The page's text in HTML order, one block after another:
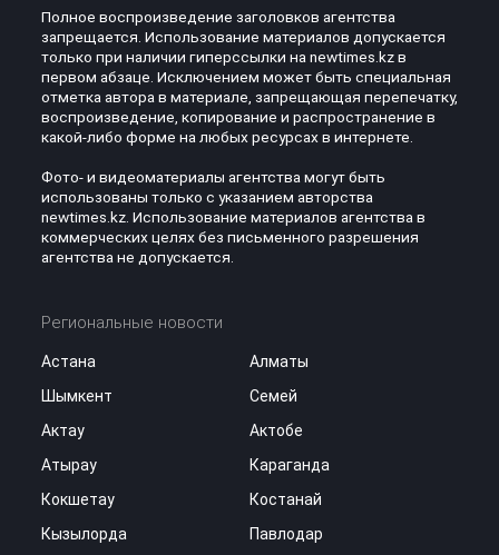
Полное воспроизведение заголовков агентства
запрещается. Использование материалов допускается
только при наличии гиперссылки на newtimes.kz в
первом абзаце. Исключением может быть специальная
отметка автора в материале, запрещающая перепечатку,
воспроизведение, копирование и распространение в
какой-либо форме на любых ресурсах в интернете.
Фото- и видеоматериалы агентства могут быть
использованы только с указанием авторства
newtimes.kz. Использование материалов агентства в
коммерческих целях без письменного разрешения
агентства не допускается.
Региональные новости
Астана
Алматы
Шымкент
Семей
Актау
Актобе
Атырау
Караганда
Кокшетау
Костанай
Кызылорда
Павлодар